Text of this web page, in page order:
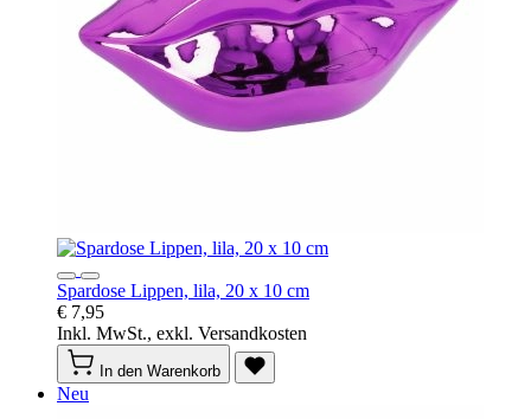
Spardose Lippen, lila, 20 x 10 cm
€ 7,95
Inkl. MwSt., exkl. Versandkosten
In den Warenkorb
Neu